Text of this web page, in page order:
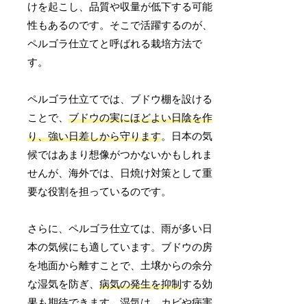
けを起こし、品質や収量が低下する可能
性もあるのです。そこで活躍するのが、
ペルゴラ仕立てと呼ばれる栽培方法で
す。
ペルゴラ仕立てでは、ブドウ棚を設ける
ことで、ブドウの実にほどよい日陰を作
り、強い日差しから守ります。日本の気
候ではあまり想像がつかないかもしれま
せんが、海外では、日焼け対策として重
要な役割を担っているのです。
さらに、ペルゴラ仕立ては、雨が多い日
本の気候にも適しています。ブドウの房
を地面から離すことで、土壌からの余分
な湿気を防ぎ、病気の発生を抑制する効